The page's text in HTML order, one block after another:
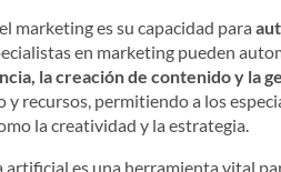
marketing es su capacidad para
en marketing pueden
la creación de contenido y la
recursos, permitiendo a los
la creatividad y la estrategia.
artificial es una herramienta vital